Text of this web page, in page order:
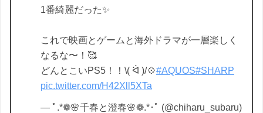
1番綺麗だった✨
これで映画とゲームと海外ドラマが一層楽しく
なるな〜！🥰
どんとこいPS5！！\( ᐛ )/💠#AQUOS#SHARP
pic.twitter.com/H42Xll5XTa
— ﾟ.*❁🌸千春と澄春🌸❁.*･ﾟ (@chiharu_subaru)